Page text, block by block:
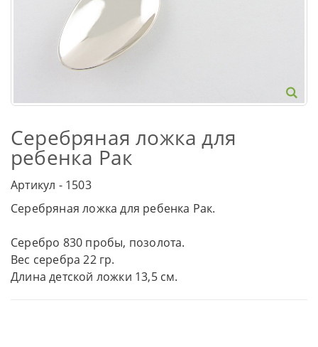
Серебряная ложка для
ребенка Рак
Артикул - 1503
Серебряная ложка для ребенка Рак.
Серебро 830 пробы, позолота.
Вес серебра 22 гр.
Длина детской ложки 13,5 см.